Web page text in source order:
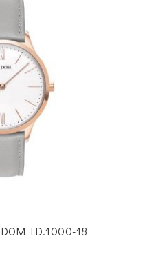
DOM LD.1000-18